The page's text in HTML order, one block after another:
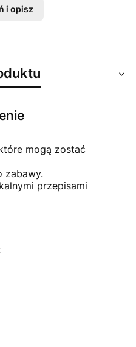
i opisz
mogą zostać
zabawy.
przepisami